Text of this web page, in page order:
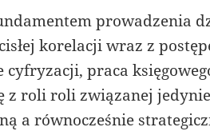
prowadzenia
korelacji wraz z
praca
z roli roli związanej
a równocześnie